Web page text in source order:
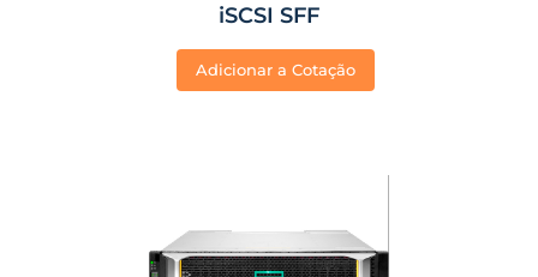
iSCSI SFF
Adicionar a Cotação